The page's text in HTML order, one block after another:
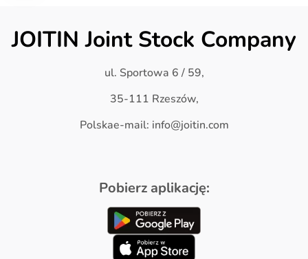
JOITIN Joint Stock Company
ul. Sportowa 6 / 59,
35-111 Rzeszów,
Polskae-mail: info@joitin.com
Pobierz aplikację: